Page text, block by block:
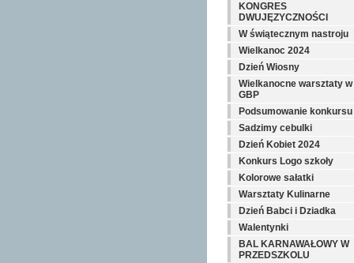
KONGRES
DWUJĘZYCZNOŚCI
W świątecznym nastroju
Wielkanoc 2024
Dzień Wiosny
Wielkanocne warsztaty w
GBP
Podsumowanie konkursu
Sadzimy cebulki
Dzień Kobiet 2024
Konkurs Logo szkoły
Kolorowe sałatki
Warsztaty Kulinarne
Dzień Babci i Dziadka
Walentynki
BAL KARNAWAŁOWY W
PRZEDSZKOLU